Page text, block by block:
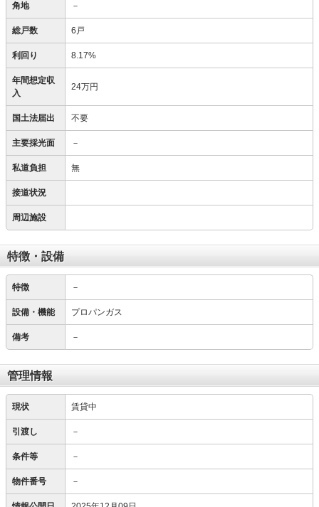
角地 －
総戸数 6戸
利回り 8.17%
年間想定収
入
24万円
国土法届出 不要
主要採光面 －
私道負担 無
接道状況
周辺施設
特徴・設備
特徴 －
設備・機能 プロパンガス
備考 －
管理情報
現状 賃貸中
引渡し －
条件等 －
物件番号 －